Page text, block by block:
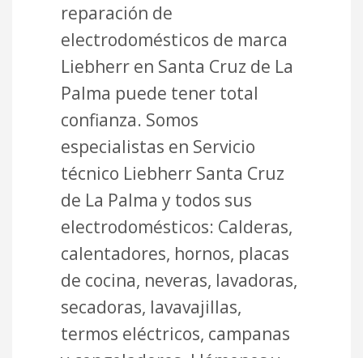
reparación de
electrodomésticos de marca
Liebherr en Santa Cruz de La
Palma puede tener total
confianza. Somos
especialistas en Servicio
técnico Liebherr Santa Cruz
de La Palma y todos sus
electrodomésticos: Calderas,
calentadores, hornos, placas
de cocina, neveras, lavadoras,
secadoras, lavavajillas,
termos eléctricos, campanas